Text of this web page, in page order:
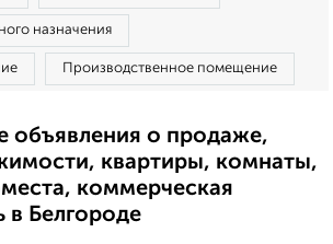
назначения
Производственное помещение
объявления о продаже,
квартиры, комнаты,
коммерческая
в Белгороде